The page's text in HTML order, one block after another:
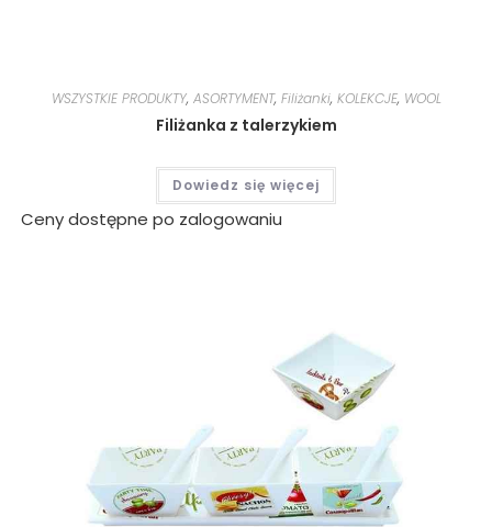
WSZYSTKIE PRODUKTY, ASORTYMENT, Filiżanki, KOLEKCJE, WOOL
Filiżanka z talerzykiem
Dowiedz się więcej
Ceny dostępne po zalogowaniu